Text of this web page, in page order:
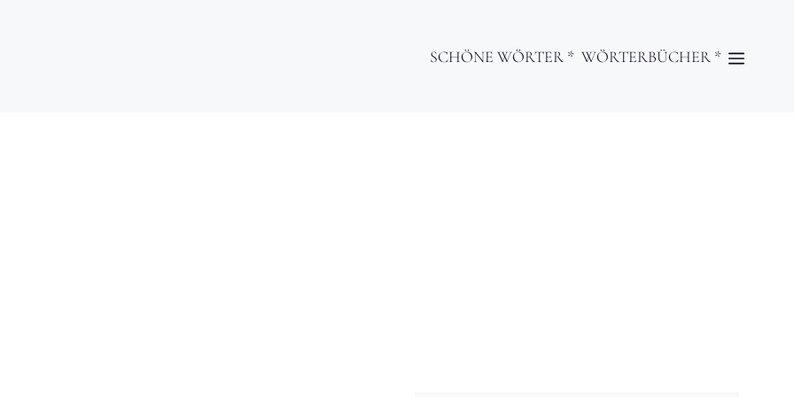
SCHÖNE WÖRTER * WÖRTERBÜCHER *